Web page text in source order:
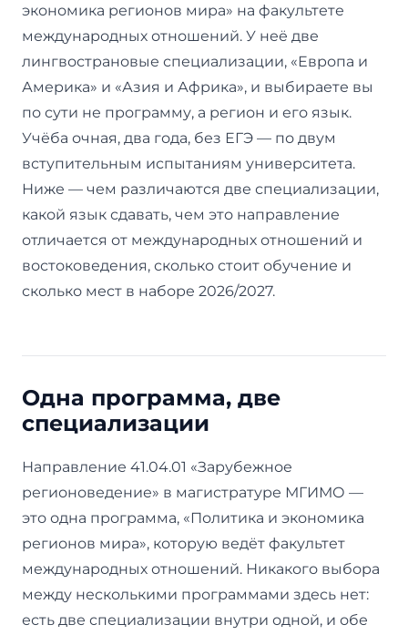
экономика регионов мира» на факультете
международных отношений. У неё две
лингвострановые специализации, «Европа и
Америка» и «Азия и Африка», и выбираете вы
по сути не программу, а регион и его язык.
Учёба очная, два года, без ЕГЭ — по двум
вступительным испытаниям университета.
Ниже — чем различаются две специализации,
какой язык сдавать, чем это направление
отличается от международных отношений и
востоковедения, сколько стоит обучение и
сколько мест в наборе 2026/2027.
Одна программа, две
специализации
Направление 41.04.01 «Зарубежное
регионоведение» в магистратуре МГИМО —
это одна программа, «Политика и экономика
регионов мира», которую ведёт факультет
международных отношений. Никакого выбора
между несколькими программами здесь нет:
есть две специализации внутри одной, и обе